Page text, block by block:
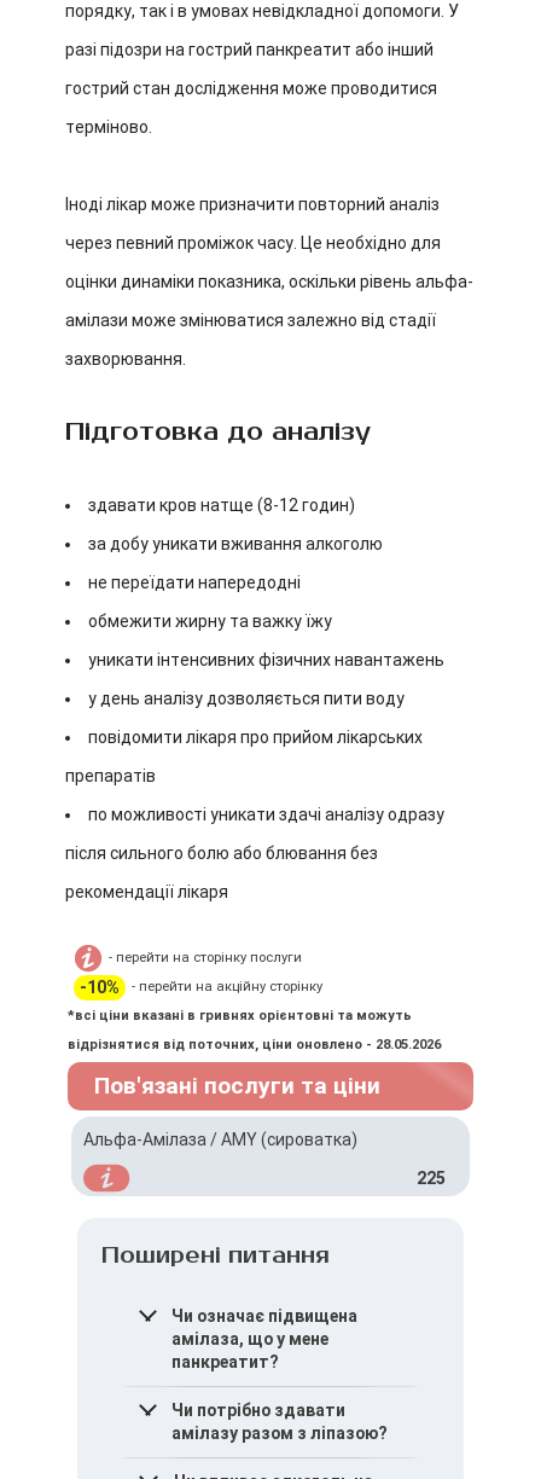
порядку, так і в умовах невідкладної допомоги. У
разі підозри на гострий панкреатит або інший
гострий стан дослідження може проводитися
терміново.
Іноді лікар може призначити повторний аналіз
через певний проміжок часу. Це необхідно для
оцінки динаміки показника, оскільки рівень альфа-
амілази може змінюватися залежно від стадії
захворювання.
Підготовка до аналізу
здавати кров натще (8-12 годин)
за добу уникати вживання алкоголю
не переїдати напередодні
обмежити жирну та важку їжу
уникати інтенсивних фізичних навантажень
у день аналізу дозволяється пити воду
повідомити лікаря про прийом лікарських
препаратів
по можливості уникати здачі аналізу одразу
після сильного болю або блювання без
рекомендації лікаря
- перейти на сторінку послуги
-10%
- перейти на акційну сторінку
*всі ціни вказані в гривнях орієнтовні та можуть
відрізнятися від поточних, ціни оновлено - 28.05.2026
Пов'язані послуги та ціни
Альфа-Амілаза / AMY (сироватка)
225
Поширені питання
Чи означає підвищена
амілаза, що у мене
панкреатит?
Не завжди. Показник може
підвищуватися і при інших
станах, тому оцінюється
Чи потрібно здавати
амілазу разом з ліпазою?